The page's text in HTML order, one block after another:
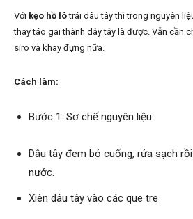
Với kẹo hồ lôtrái dâu tây thì trong nguyên
thay táo gai thành dây tây là được. Vẫn cần
siro và khay đựng nữa.
Cách làm:
Bước 1: Sơ chế nguyên liệu
Dâu tây đem bỏ cuống, rửa sạch
nước.
Xiên dâu tây vào các que tre